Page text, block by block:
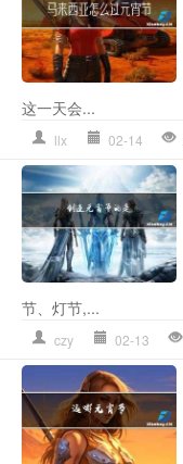
这一天会...
llx 02-14
节、灯节,...
czy 02-13